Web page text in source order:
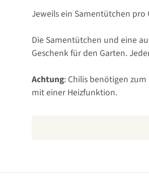
Jeweils ein Samentütchen pro
Die Samentütchen und eine
Geschenk für den Garten.
Achtung: Chilis benötigen
mit einer Heizfunktion.